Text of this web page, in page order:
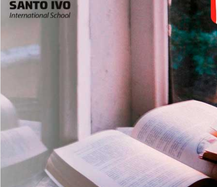
es
Com imersão Bilingue - Anos
Finais
6º AO 9º ANO FUNDAMENTAL
Inglês: Turmas Reduzidas
(Proficiência)